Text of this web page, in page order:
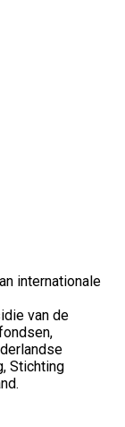
internationale
van de
Stichting